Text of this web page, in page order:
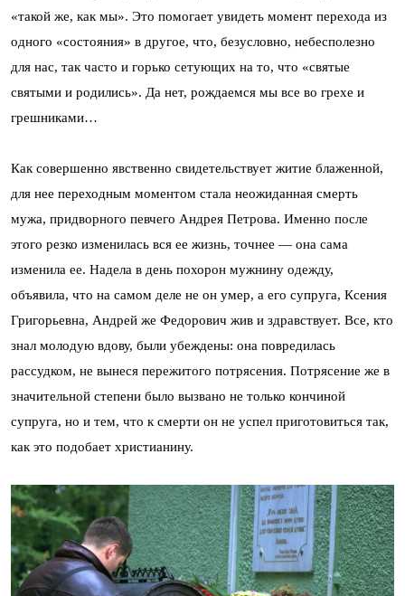
«такой же, как мы». Это помогает увидеть момент перехода из
одного «состояния» в другое, что, безусловно, небесполезно
для нас, так часто и горько сетующих на то, что «святые
святыми и родились». Да нет, рождаемся мы все во грехе и
грешниками…
Как совершенно явственно свидетельствует житие блаженной,
для нее переходным моментом стала неожиданная смерть
мужа, придворного певчего Андрея Петрова. Именно после
этого резко изменилась вся ее жизнь, точнее — она сама
изменила ее. Надела в день похорон мужнину одежду,
объявила, что на самом деле не он умер, а его супруга, Ксения
Григорьевна, Андрей же Федорович жив и здравствует. Все, кто
знал молодую вдову, были убеждены: она повредилась
рассудком, не вынеся пережитого потрясения. Потрясение же в
значительной степени было вызвано не только кончиной
супруга, но и тем, что к смерти он не успел приготовиться так,
как это подобает христианину.